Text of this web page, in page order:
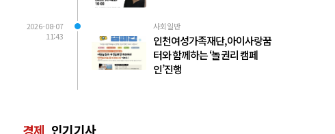
2026-08-07
11:43
사회일반
인천여성가족재단, 아이사랑꿈
터와 함께하는 ‘놀 권리 캠페
인’진행
경제 인기기사